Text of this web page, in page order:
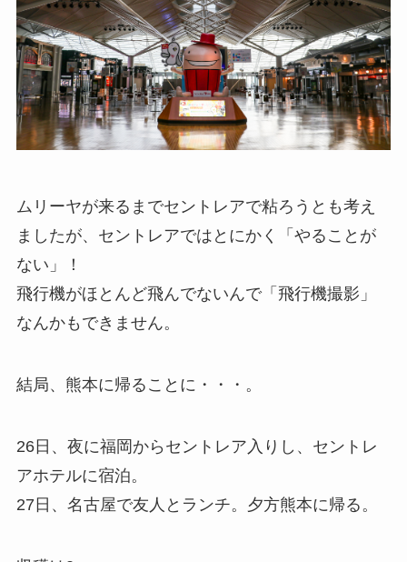
ムリーヤが来るまでセントレアで粘ろうとも考え
ましたが、セントレアではとにかく「やることが
ない」！
飛行機がほとんど飛んでないんで「飛行機撮影」
なんかもできません。
結局、熊本に帰ることに・・・。
26日、夜に福岡からセントレア入りし、セントレ
アホテルに宿泊。
27日、名古屋で友人とランチ。夕方熊本に帰る。